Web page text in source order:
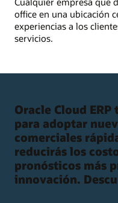
office en una ubicación
experiencias a los
servicios.
Oracle Cloud
para adoptar
comerciales
reducirás los
pronósticos más
innovación.